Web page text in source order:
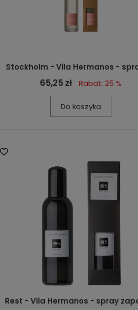
Stockholm - Vila Hermanos -
65,25 zł Rabat: 25 %
Do koszyka
Rest - Vila Hermanos - spray